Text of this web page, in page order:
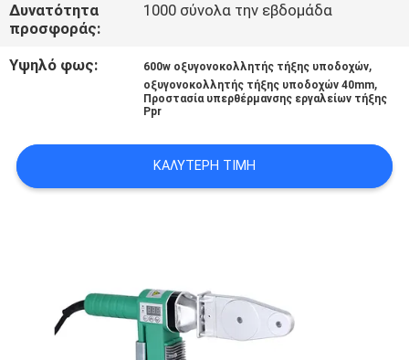
ΜΠΛΟΓΚ
SITEMAP
Δυνατότητα
προσφοράς:
1000 σύνολα την εβδομάδα
Υψηλό φως: 600w οξυγονοκολλητής τήξης υποδοχών,
οξυγονοκολλητής τήξης υποδοχών 40mm,
Προστασία υπερθέρμανσης εργαλείων τήξης
Ppr
ΚΑΛΎΤΕΡΗ ΤΙΜΉ